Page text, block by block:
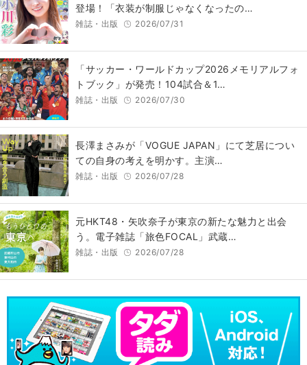
登場！「衣装が制服じゃなくなったの…
雑誌・出版 2026/07/31
「サッカー・ワールドカップ2026メモリアルフォ
トブック」が発売！104試合＆1…
雑誌・出版 2026/07/30
長澤まさみが「VOGUE JAPAN」にて芝居につい
ての自身の考えを明かす。主演…
雑誌・出版 2026/07/28
元HKT48・矢吹奈子が東京の新たな魅力と出会
う。電子雑誌「旅色FOCAL」武蔵…
雑誌・出版 2026/07/28